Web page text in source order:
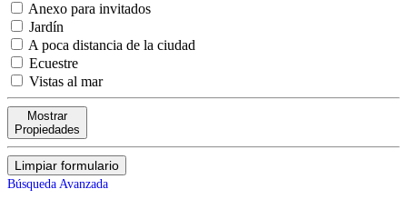
Anexo para invitados
Jardín
A poca distancia de la ciudad
Ecuestre
Vistas al mar
Mostrar
Propiedades
Limpiar formulario
Búsqueda Avanzada